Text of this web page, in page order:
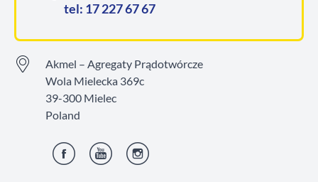
tel: 17 227 67 67
Akmel – Agregaty Prądotwórcze
Wola Mielecka 369c
39-300 Mielec
Poland